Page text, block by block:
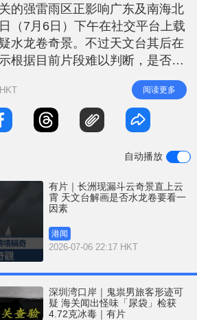
n
n
c
t
r
e
的强雷雨区正影响广东及南海北
（7月6日）下午在社交平台上载
水龙卷奇景。不过天文台其后在
根据目前片段难以判断，是否为
判断。 片段所见，当时长洲对
谲，其间一条漏斗云直通云霄，
街坊啧啧称奇。目击者表示，片
36分左右拍摄。翻看天文台雷达
阅读更多
自动播放
有片｜长洲现漏斗云奇景直上云
霄 天文台解画是否水龙卷要看一
因素
港闻
2026-07-06 22:17 HKT
深圳湾口岸｜鬼祟男旅客形迹可
疑 海关闻出怪味「尿袋」检获
4.72克冰毒｜有片